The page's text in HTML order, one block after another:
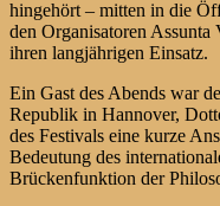
hingehört – mitten in die
den Organisatoren
ihren langjährigen Einsatz.
Ein Gast des Abends war
Republik in Hannover,
des Festivals eine kurze
Bedeutung des
Brückenfunktion der